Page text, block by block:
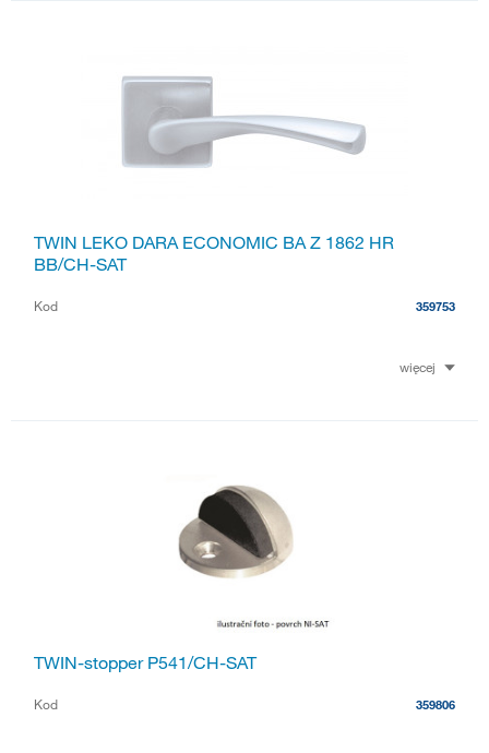
TWIN LEKO DARA ECONOMIC BA Z 1862 HR
BB/CH-SAT
Kod 359753
więcej
TWIN-stopper P541/CH-SAT
Kod 359806